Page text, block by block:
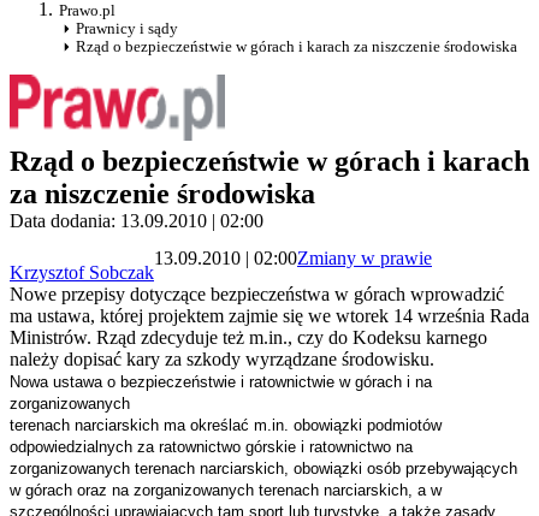
Prawo.pl
Prawnicy i sądy
Rząd o bezpieczeństwie w górach i karach za niszczenie środowiska
Rząd o bezpieczeństwie w górach i karach
za niszczenie środowiska
Data dodania: 13.09.2010 | 02:00
Krzysztof Sobczak
13.09.2010 | 02:00Zmiany w prawie
Nowe przepisy dotyczące bezpieczeństwa w górach wprowadzić
ma ustawa, której projektem zajmie się we wtorek 14 września Rada
Ministrów. Rząd zdecyduje też m.in., czy do Kodeksu karnego
należy dopisać kary za szkody wyrządzane środowisku.
Nowa ustawa o bezpieczeństwie i ratownictwie w górach i na
zorganizowanych
terenach narciarskich ma określać m.in. obowiązki podmiotów
odpowiedzialnych za ratownictwo górskie i ratownictwo na
zorganizowanych terenach narciarskich, obowiązki osób przebywających
w górach oraz na zorganizowanych terenach narciarskich, a w
szczególności uprawiających tam sport lub turystykę, a także zasady